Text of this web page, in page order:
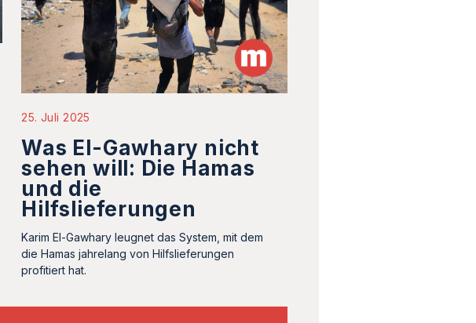
25. Juli 2025
Was El-Gawhary nicht
sehen will: Die Hamas
und die
Hilfslieferungen
Karim El-Gawhary leugnet das System, mit dem
die Hamas jahrelang von Hilfslieferungen
profitiert hat.